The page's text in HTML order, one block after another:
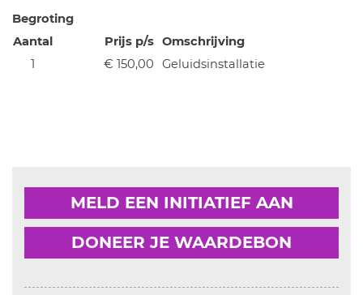
Begroting
Aantal
Prijs p/s Omschrijving
1
€ 150,00 Geluidsinstallatie
MELD EEN INITIATIEF AAN
DONEER JE WAARDEBON